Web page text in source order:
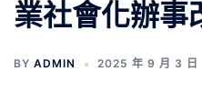
業社會化辦事
BY ADMIN 2025 年 9 月 3 日